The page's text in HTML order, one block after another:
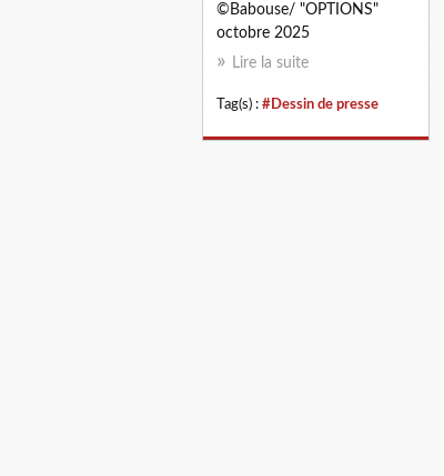
©Babouse/ "OPTIONS"
octobre 2025
Lire la suite
Tag(s) : #Dessin de presse